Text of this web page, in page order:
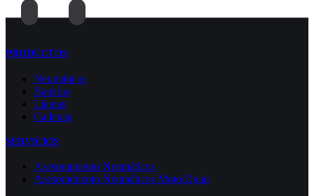
PRODUCTOS
Neumáticos
Baterías
Llantas
Cadenas
SERVICIOS
Asesoramiento Neumáticos
Asesoramiento Neumáticos Moto/Quad